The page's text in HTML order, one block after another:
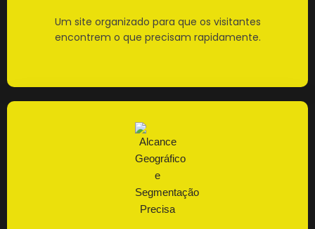
Um site organizado para que os visitantes
encontrem o que precisam rapidamente.